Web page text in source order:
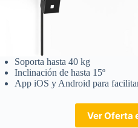
Soporta hasta 40 kg
Inclinación de hasta 15º
App iOS y Android para
Ver Oferta